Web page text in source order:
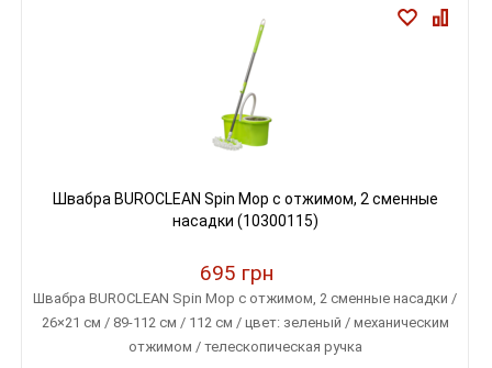
Швабра BUROCLEAN Spin Mop с отжимом, 2 сменные
насадки (10300115)
695 грн
Швабра BUROCLEAN Spin Mop с отжимом, 2 сменные насадки /
26×21 см / 89-112 см / 112 см / цвет: зеленый / механическим
отжимом / телескопическая ручка